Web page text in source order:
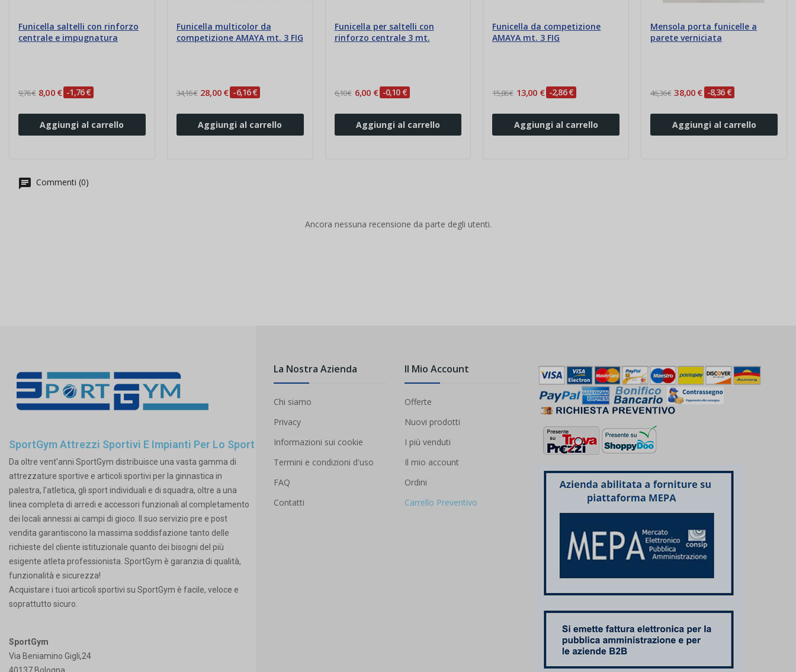
Funicella saltelli con rinforzo
centrale e impugnatura
9,76 € 8,00 € -1,76 €
Aggiungi al carrello
Funicella multicolor da
competizione AMAYA mt. 3 FIG
34,16 € 28,00 € -6,16 €
Aggiungi al carrello
Funicella per saltelli con
rinforzo centrale 3 mt.
6,10 € 6,00 € -0,10 €
Aggiungi al carrello
Funicella da competizione
AMAYA mt. 3 FIG
15,86 € 13,00 € -2,86 €
Aggiungi al carrello
Mensola porta funicelle a
parete verniciata
46,36 € 38,00 € -8,36 €
Aggiungi al carrello
Commenti (0)
Ancora nessuna recensione da parte degli utenti.
SportGym Attrezzi Sportivi E Impianti Per Lo Sport
Da oltre vent'anni SportGym distribuisce una vasta gamma di
attrezzature sportive e articoli sportivi per la ginnastica in
palestra, l’atletica, gli sport individuali e di squadra, oltre a una
linea completa di arredi e accessori funzionali al completamento
dei locali annessi ai campi di gioco. Il suo servizio pre e post
vendita garantiscono la massima soddisfazione tanto delle
richieste del cliente istituzionale quanto dei bisogni del più
esigente atleta professionista. SportGym è garanzia di qualità,
funzionalità e sicurezza!
Acquistare i tuoi articoli sportivi su SportGym è facile, veloce e
soprattutto sicuro.
SportGym
Via Beniamino Gigli,24
40137 Bologna
La Nostra Azienda
Chi siamo
Privacy
Informazioni sui cookie
Termini e condizioni d'uso
FAQ
Contatti
Il Mio Account
Offerte
Nuovi prodotti
I più venduti
Il mio account
Ordini
Carrello Preventivo